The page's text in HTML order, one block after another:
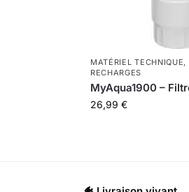
MATÉRIEL TECHNIQUE
RECHARGES
MyAqua1900 –
26,99 €